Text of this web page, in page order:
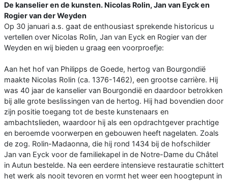
De kanselier en de kunsten. Nicolas Rolin, Jan van Eyck en
Rogier van der Weyden
Op 30 januari a.s. gaat de enthousiast sprekende historicus u
vertellen over Nicolas Rolin, Jan van Eyck en Rogier van der
Weyden en wij bieden u graag een voorproefje:
Aan het hof van Philipps de Goede, hertog van Bourgondië
maakte Nicolas Rolin (ca. 1376-1462), een grootse carrière. Hij
was 40 jaar de kanselier van Bourgondië en daardoor betrokken
bij alle grote beslissingen van de hertog. Hij had bovendien door
zijn positie toegang tot de beste kunstenaars en
ambachtslieden, waardoor hij als een opdrachtgever prachtige
en beroemde voorwerpen en gebouwen heeft nagelaten. Zoals
de zog. Rolin-Madaonna, die hij rond 1434 bij de hofschilder
Jan van Eyck voor de familiekapel in de Notre-Dame du Châtel
in Autun bestelde. Na een eerdere intensieve restauratie schittert
het werk als nooit tevoren en vormt het weer een hoogtepunt in